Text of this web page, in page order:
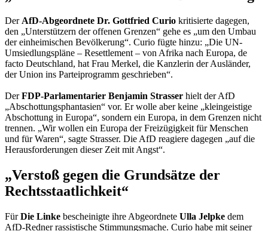
Der AfD-Abgeordnete Dr. Gottfried Curio kritisierte dagegen,
den „Unterstützern der offenen Grenzen“ gehe es „um den Umbau
der einheimischen Bevölkerung“. Curio fügte hinzu: „Die UN-
Umsiedlungspläne – Resettlement – von Afrika nach Europa, de
facto Deutschland, hat Frau Merkel, die Kanzlerin der Ausländer,
der Union ins Parteiprogramm geschrieben“.
DerFDP-Parlamentarier Benjamin Strasser hielt der AfD
„Abschottungsphantasien“ vor. Er wolle aber keine „kleingeistige
Abschottung in Europa“, sondern ein Europa, in dem Grenzen nicht
trennen. „Wir wollen ein Europa der Freizügigkeit für Menschen
und für Waren“, sagte Strasser. Die AfD reagiere dagegen „auf die
Herausforderungen dieser Zeit mit Angst“.
„Verstoß gegen die Grundsätze der
Rechtsstaatlichkeit“
FürDie Linke bescheinigte ihre Abgeordnete Ulla Jelpke dem
AfD-Redner rassistische Stimmungsmache. Curio habe mit seiner